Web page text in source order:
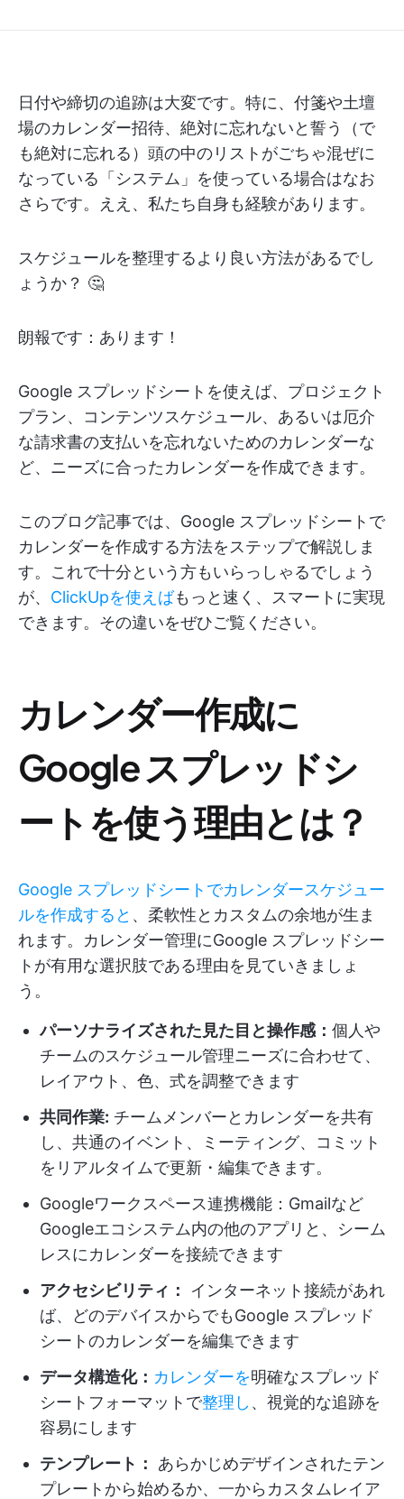
日付や締切の追跡は大変です。特に、付箋や土壇
場のカレンダー招待、絶対に忘れないと誓う（で
も絶対に忘れる）頭の中のリストがごちゃ混ぜに
なっている「システム」を使っている場合はなお
さらです。ええ、私たち自身も経験があります。
スケジュールを整理するより良い方法があるでし
ょうか？ 🤔
朗報です：あります！
Google スプレッドシートを使えば、プロジェクト
プラン、コンテンツスケジュール、あるいは厄介
な請求書の支払いを忘れないためのカレンダーな
ど、ニーズに合ったカレンダーを作成できます。
このブログ記事では、Google スプレッドシートで
カレンダーを作成する方法をステップで解説しま
す。これで十分という方もいらっしゃるでしょう
が、 ClickUpを使えばもっと速く、スマートに実現
できます。その違いをぜひご覧ください。
カレンダー作成に
Google スプレッドシ
ートを使う理由とは？
Google スプレッドシートでカレンダースケジュー
ルを作成すると 、柔軟性とカスタムの余地が生ま
れます。カレンダー管理にGoogle スプレッドシー
トが有用な選択肢である理由を見ていきましょ
う。
パーソナライズされた見た目と操作感： 個人や
チームのスケジュール管理ニーズに合わせて、
レイアウト、色、式を調整できます
共同作業: チームメンバーとカレンダーを共有
し、共通のイベント、ミーティング、コミット
をリアルタイムで更新・編集できます。
Googleワークスペース連携機能：Gmailなど
Googleエコシステム内の他のアプリと、シーム
レスにカレンダーを接続できます
アクセシビリティ：
インターネット接続があれ
ば、どのデバイスからでもGoogle スプレッド
シートのカレンダーを編集できます
データ構造化： カレンダーを明確なスプレッド
シートフォーマットで整理し 、視覚的な追跡を
容易にします
テンプレート：
あらかじめデザインされたテン
プレートから始めるか、一からカスタムレイア